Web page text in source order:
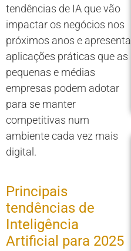
tendências de IA que vão
impactar os negócios nos
próximos anos e apresenta
aplicações práticas que as
pequenas e médias
empresas podem adotar
para se manter
competitivas num
ambiente cada vez mais
digital.
Principais
tendências de
Inteligência
Artificial para 2025